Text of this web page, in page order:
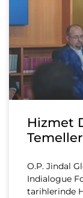
Hizmet
O.P. Jindal
Indialogue
tarihlerinde